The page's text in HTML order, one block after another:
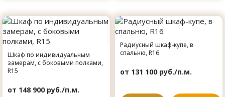
Шкаф по индивидуальным
замерам, с боковыми полками,
R15
от 148 900 руб./п.м.
Радиусный шкаф-купе, в
спальню, R16
от 131 100 руб./п.м.